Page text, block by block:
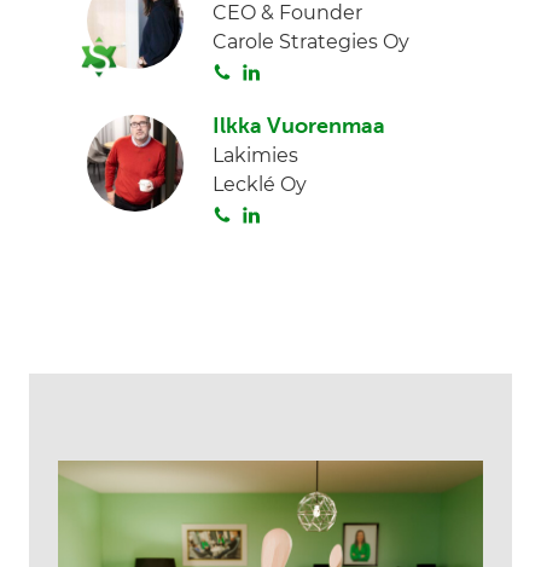
CEO & Founder
Carole Strategies Oy
S
i
t
a
n
k
e
Ilkka Vuorenmaa
Lakimies
Lecklé Oy
S